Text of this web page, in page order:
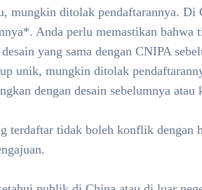
mungkin ditolak pendaftarannya. Di
Anda perlu memastikan bahwa
yang sama dengan CNIPA
unik, mungkin ditolak
dengan desain sebelumnya
terdaftar tidak boleh konflik dengan